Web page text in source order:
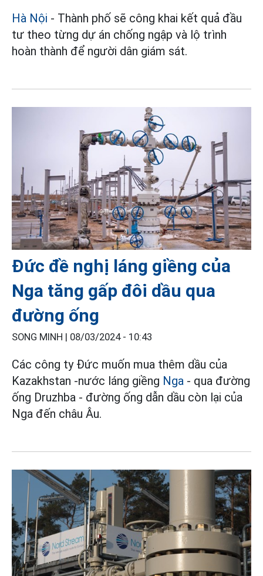
Hà Nội - Thành phố sẽ công khai kết quả đầu
tư theo từng dự án chống ngập và lộ trình
hoàn thành để người dân giám sát.
Đức đề nghị láng giềng của
Nga tăng gấp đôi dầu qua
đường ống
SONG MINH | 08/03/2024 - 10:43
Các công ty Đức muốn mua thêm dầu của
Kazakhstan -nước láng giềng Nga - qua đường
ống Druzhba - đường ống dẫn dầu còn lại của
Nga đến châu Âu.